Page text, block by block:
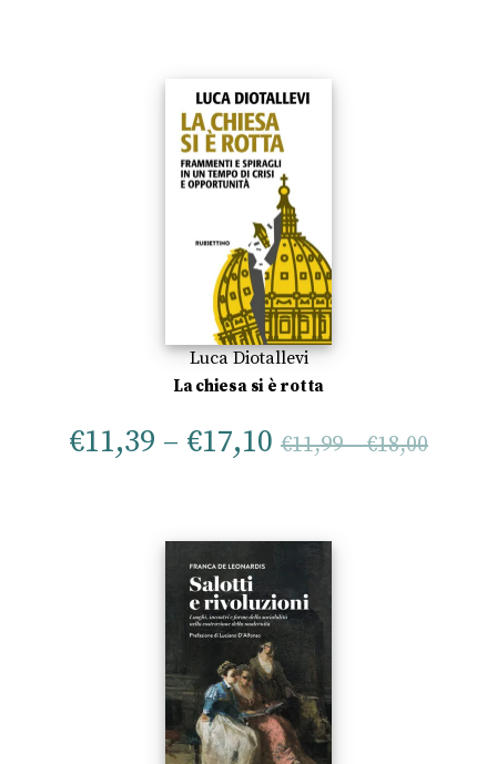
Luca Diotallevi
La chiesa si è rotta
€11,39 – €17,10 €11,99–€18,00